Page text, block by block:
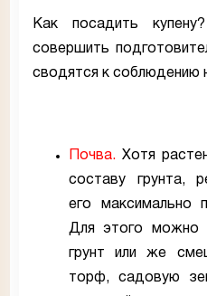
Как посадить
совершить
сводятся к соблюдению
Почва. Хотя
составу грунта,
его максимально
Для этого можно
грунт или же
торф, садовую